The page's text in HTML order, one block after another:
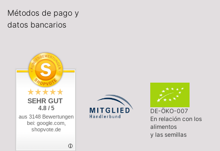
Métodos de pago y
datos bancarios
SEHR GUT
4.8 / 5
aus 3148 Bewertungen
bei: google.com,
shopvote.de
DE-ÖKO-007
En relación con los
alimentos
y las semillas